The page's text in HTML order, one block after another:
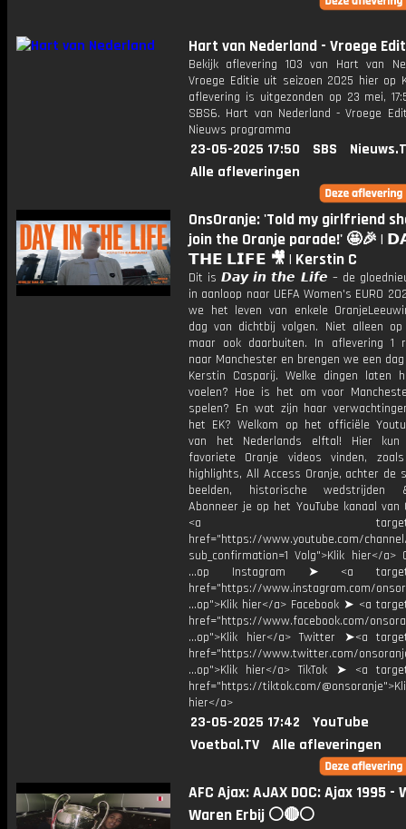
Hart van Nederland - Vroege
Bekijk aflevering 103 van Hart van
Vroege Editie uit seizoen 2025 hier op
aflevering is uitgezonden op 23 mei,
SBS6. Hart van Nederland - Vroege
Nieuws programma
23-05-2025 17:50 SBS
Alle afleveringen
OnsOranje: 'Told my girlfriend
join the Oranje parade!' 🤩🎉 |
𝗧𝗛𝗘 𝗟𝗜𝗙𝗘 🎥 | Kerstin C
Dit is 𝘿𝙖𝙮 𝙞𝙣 𝙩𝙝𝙚 𝙇𝙞𝙛𝙚 – de
in aanloop naar UEFA Women's EURO
we het leven van enkele
dag van dichtbij volgen. Niet alleen
maar ook daarbuiten. In aflevering 1
naar Manchester en brengen we een
Kerstin Casparij. Welke dingen laten
voelen? Hoe is het om voor
spelen? En wat zijn haar
het EK? Welkom op het officiële
van het Nederlands elftal! Hier
favoriete Oranje videos vinden, zoals
highlights, All Access Oranje, achter de
beelden, historische wedstrijden
Abonneer je op het YouTube kanaal
<a
href="https://www.youtube.com/channel/
sub_confirmation=1 Volg">Klik hier</a>
...op Instagram ➤ <a
href="https://www.instagram.com/
...op">Klik hier</a> Facebook ➤ <a
href="https://www.facebook.com/
...op">Klik hier</a> Twitter ➤<a
href="https://www.twitter.com/
...op">Klik hier</a> TikTok ➤ <a
href="https://tiktok.com/
hier</a>
23-05-2025 17:42
YouTube
Voetbal.TV
Alle afleveringen
AFC Ajax: AJAX DOC: Ajax 1995 -
Waren Erbij ⚪️🔴⚪️